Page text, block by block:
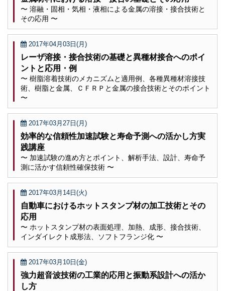
〜 溶融・固相・気相・液相による金属の溶接・接合技術と
その応用 〜
2017年04月03日(月)
レーザ溶接・接合技術の基礎と異種材接合へのポイ
ントと応用・例
〜 樹脂溶着技術のメカニズムと適用例、各種異種材溶接技
術、樹脂と金属、ＣＦＲＰと金属の接合技術とそのポイント
〜
2017年03月27日(月)
効率的な信頼性加速試験と寿命予測への活かし方実
践講座
〜 加速試験の進め方とポイント、解析手法、設計、寿命予
測に活かす信頼性確保技術 〜
2017年03月14日(火)
自動車におけるホットスタンプ材の加工技術とその
応用
〜 ホットスタンプ材の表面処理、加熱、成形、接合技術、
インダイレクト成形法、ソフトフランジ化 〜
2017年03月10日(金)
強力超音波技術の工業的応用と振動系設計への活か
し方